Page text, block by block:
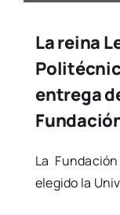
La reina
entrega
La
ele­gi­do la